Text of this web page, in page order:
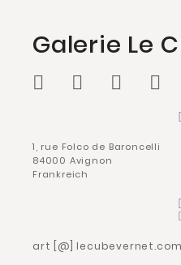
Galerie Le
1, rue Folco de Baroncelli
84000 Avignon
Frankreich
art [@] lecubevernet.com